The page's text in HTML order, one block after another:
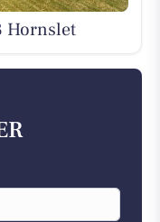
Hornslet